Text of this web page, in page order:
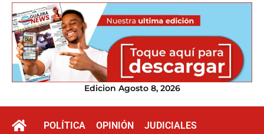
Edicion Agosto 8, 2026
POLÍTICA OPINIÓN
JUDICIALES